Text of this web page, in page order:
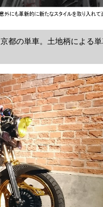
都の単車。土地柄による